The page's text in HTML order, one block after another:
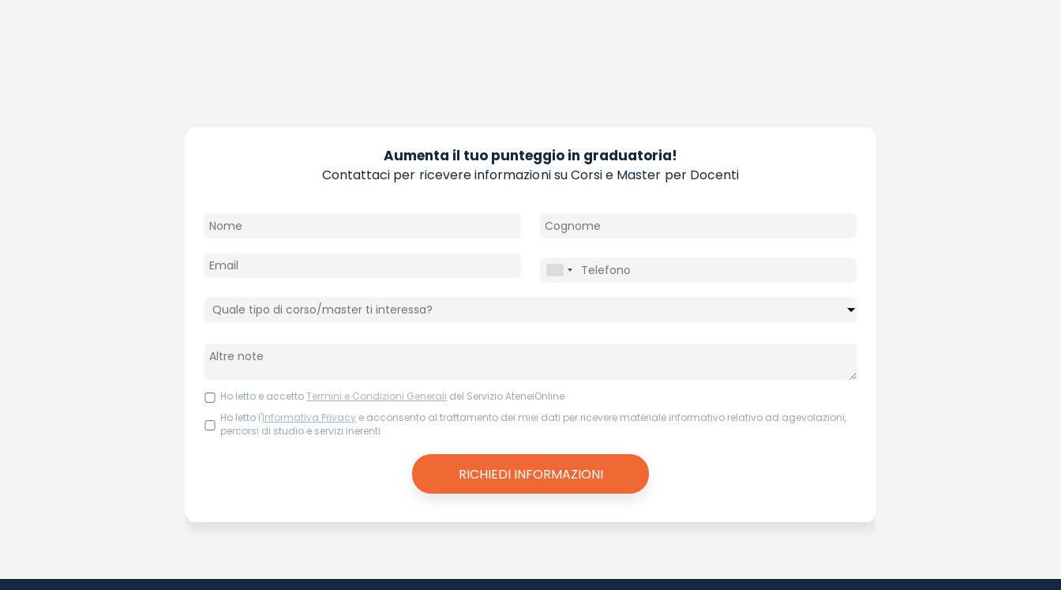
Aumenta il tuo punteggio in graduatoria!
Contattaci per ricevere informazioni su Corsi e Master per Docenti
Ho letto e accettoTermini e Condizioni Generali del Servizio AteneiOnline
Ho letto l'Informativa Privacy e acconsento al trattamento dei miei dati per ricevere materiale informativo relativo ad agevolazioni,
percorsi di studio e servizi inerenti